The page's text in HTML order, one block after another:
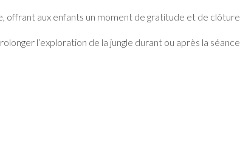
offrant aux enfants un moment de gratitude et de clôture.
l’exploration de la jungle durant ou après la séance.